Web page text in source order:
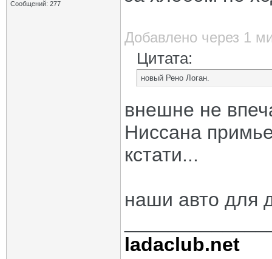
Сообщений: 277
Добавлено через 1
Цитата:
новый Рено Логан.
внешне не
Ниссана
кстати...
наши авто для
ladaclub.net